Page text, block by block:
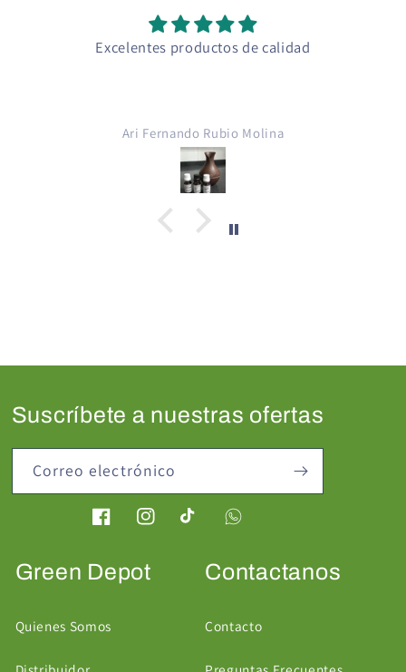
Excelentes productos de calidad
Ari Fernando Rubio Molina
Suscríbete a nuestras ofertas
Correo electrónico
FacebookInstagramTikTok
Green Depot
Quienes Somos
Contactanos
Contacto